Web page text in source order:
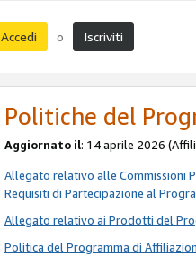
Accedi o Iscriviti
Politiche del
Aggiornato il: 14 aprile 2026
Allegato relativo alle Commissioni
Requisiti di Partecipazione al
Allegato relativo ai Prodotti del
Politica del Programma di